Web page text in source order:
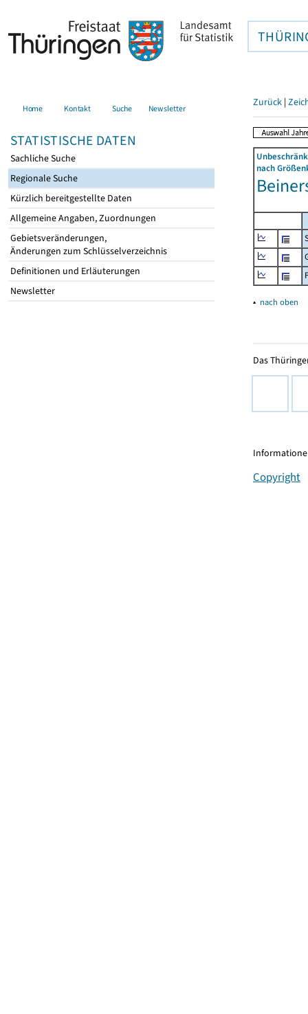
Home Kontakt Suche Newsletter
STATISTISCHE DATEN
Sachliche Suche
Regionale Suche
Kürzlich bereitgestellte Daten
Allgemeine Angaben, Zuordnungen
Gebietsveränderungen,
Änderungen zum Schlüsselverzeichnis
Definitionen und Erläuterungen
Newsletter
Zurück |
nach
▴ nach oben
Das
Copyright